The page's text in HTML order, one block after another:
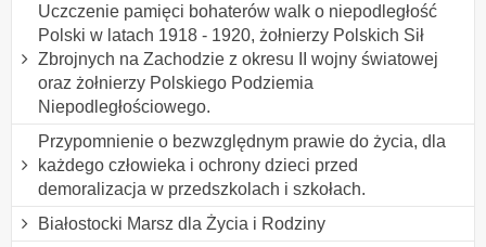
Uczczenie pamięci bohaterów walk o niepodległość
Polski w latach 1918 - 1920, żołnierzy Polskich Sił
Zbrojnych na Zachodzie z okresu II wojny światowej
oraz żołnierzy Polskiego Podziemia
Niepodległościowego.
Przypomnienie o bezwzględnym prawie do życia, dla
każdego człowieka i ochrony dzieci przed
demoralizacja w przedszkolach i szkołach.
Białostocki Marsz dla Życia i Rodziny